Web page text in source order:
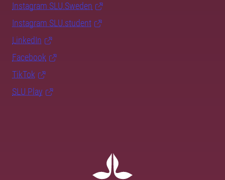
Instagram SLU.Sweden
Instagram SLU.student
LinkedIn
Facebook
TikTok
SLU Play